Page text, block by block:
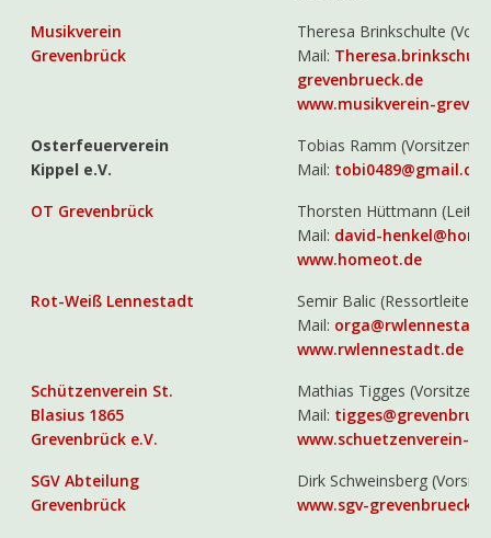
Musikverein
Grevenbrück
Theresa Brinkschulte
Mail:
grevenbrueck.de
www.musikverein-
Osterfeuerverein
Kippel e.V.
Tobias Ramm
Mail:
OT Grevenbrück
Thorsten Hüttmann (Leiter)
Mail: david-
www.homeot.de
Rot-Weiß Lennestadt
Semir Balic (Ressortleiter
Mail:
www.rwlennestadt.de
Schützenverein St.
Blasius 1865
Grevenbrück e.V.
Mathias Tigges
Mail:
www.schuetzenverein-
SGV Abteilung
Grevenbrück
Dirk Schweinsberg
www.sgv-